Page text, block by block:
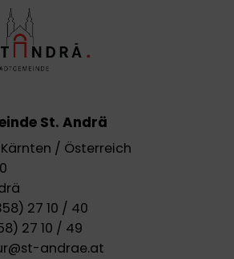
St. Andrä
/ Österreich
27 10 / 40
27 10 / 49
andrae.at